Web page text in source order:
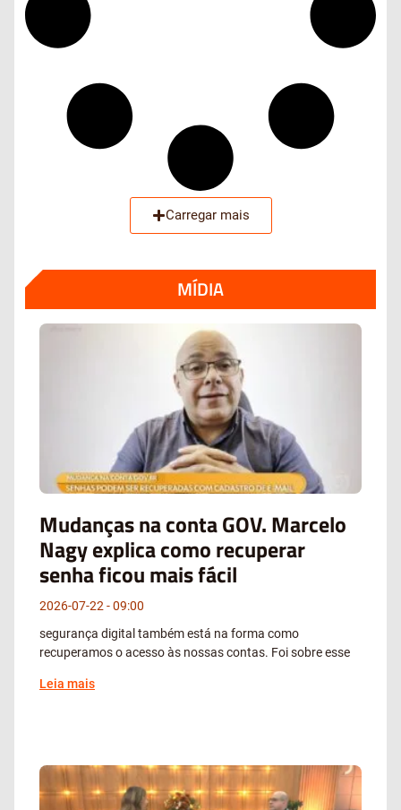
Carregar mais
MÍDIA
Mudanças na conta GOV. Marcelo
Nagy explica como recuperar
senha ficou mais fácil
2026-07-22
09:00
segurança digital também está na forma como
recuperamos o acesso às nossas contas. Foi sobre esse
Leia mais